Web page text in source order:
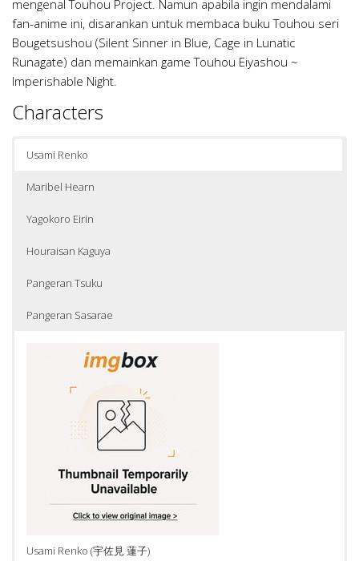
mengenal Touhou Project. Namun apabila ingin mendalami
fan-anime ini, disarankan untuk membaca buku Touhou seri
Bougetsushou (Silent Sinner in Blue, Cage in Lunatic
Runagate) dan memainkan game Touhou Eiyashou ~
Imperishable Night.
Characters
Usami Renko
Maribel Hearn
Yagokoro Eirin
Houraisan Kaguya
Pangeran Tsuku
Pangeran Sasarae
Usami Renko (宇佐見 蓮子)